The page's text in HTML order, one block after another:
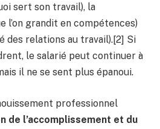
sert son travail), la
l’on grandit en compétences)
des relations au travail).[2] Si
le salarié peut continuer à
il ne se sent plus épanoui.
professionnel
de l’accomplissement et du